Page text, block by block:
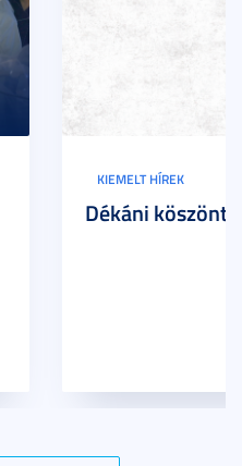
KIEMELT HÍREK
Dékáni köszöntő